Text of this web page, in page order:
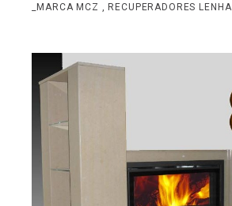
_MARCA MCZ RECUPERADORES LENHA